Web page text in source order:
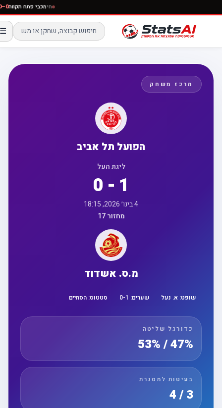
חימכבי פתח
☰
מרכז משחק
הפועל תל אביב
ליגת העל
0 - 1
מחזור 17
מ.ס. אשדוד
שופט:א. נעל שערים: 0 -1 סטטוס:הסתיים
כדורגל שליטה
47% / 53%
בעיטות למסגרת
3 / 4